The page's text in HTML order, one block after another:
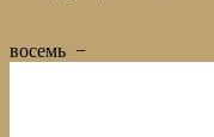
восемь −